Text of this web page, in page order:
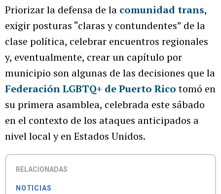
Priorizar la defensa de la comunidad trans,
exigir posturas “claras y contundentes” de la
clase política, celebrar encuentros regionales
y, eventualmente, crear un capítulo por
municipio son algunas de las decisiones que la
Federación LGBTQ+ de Puerto Rico tomó en
su primera asamblea, celebrada este sábado
en el contexto de los ataques anticipados a
nivel local y en Estados Unidos.
RELACIONADAS
NOTICIAS